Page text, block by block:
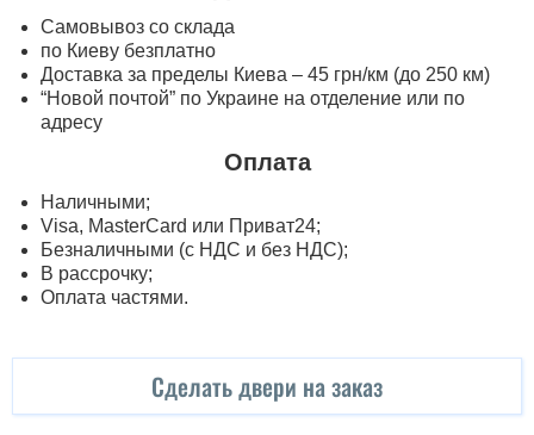
Самовывоз со склада
по Киеву безплатно
Доставка за пределы Киева – 45 грн/км (до 250 км)
“Новой почтой” по Украине на отделение или по
адресу
Оплата
Наличными;
Visa, MasterСard или Приват24;
Безналичными (с НДС и без НДС);
В рассрочку;
Оплата частями.
Сделать двери на заказ